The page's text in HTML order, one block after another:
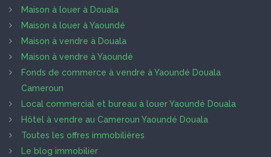
Maison à louer à Douala
Maison à louer à Yaoundé
Maison à vendre à Douala
Maison à vendre à Yaoundé
Fonds de commerce à vendre à Yaoundé Douala
Cameroun
Local commercial et bureau à louer Yaoundé Douala
Hôtel à vendre au Cameroun Yaoundé Douala
Toutes les offres immobilières
Le blog immobilier